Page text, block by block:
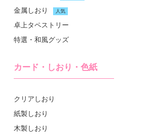
金属しおり 人気
卓上タペストリー
特選・和風グッズ
カード・しおり・色紙
クリアしおり
紙製しおり
木製しおり